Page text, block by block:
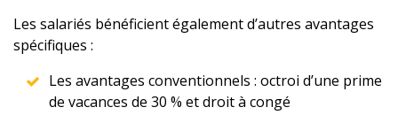
Les salariés bénéficient également d’autres avantages
spécifiques :
Les avantages conventionnels : octroi d’une prime
de vacances de 30 % et droit à congé